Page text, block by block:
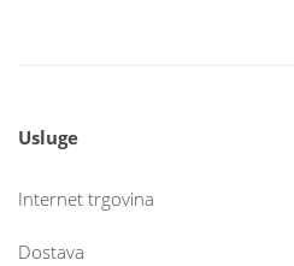
Usluge
Internet trgovina
Dostava